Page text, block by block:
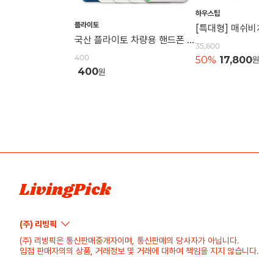
플라이토
국산 플라이토 차량용 핸드폰 자석 거치대 철판 원형 사각 40mm
400
400원
하우스팁
35,600
50% 17,800원
LivingPick
(주) 리빙픽
(주) 리빙픽은 통신판매중개자이며, 통신판매의 당사자가 아닙니다.
입점 판매자의의 상품, 거래정보 및 거래에 대하여 책임을 지지 않습니다.